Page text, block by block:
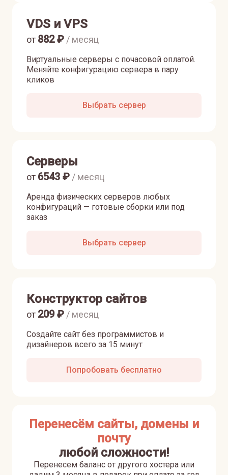
VDS и VPS
Виртуальные серверы с почасовой оплатой.
Меняйте конфигурацию сервера в пару
кликов
от 882₽ / месяц
Выбрать сервер
Серверы
Аренда физических серверов любых
конфигураций — готовые сборки или под
заказ
от 6543 ₽ / месяц
Выбрать сервер
Конструктор сайтов
Создайте сайт без программистов и
дизайнеров всего за 15 минут
от 209₽ / месяц
Попробовать бесплатно
Перенесём сайты, домены и
почту
любой сложности!
Перенесем баланс от другого хостера или